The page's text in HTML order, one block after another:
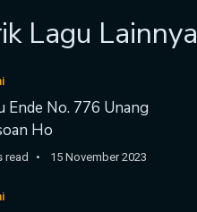
Lagu Lainnya
Ende No. 776 Unang
Ho
read 15 November 2023